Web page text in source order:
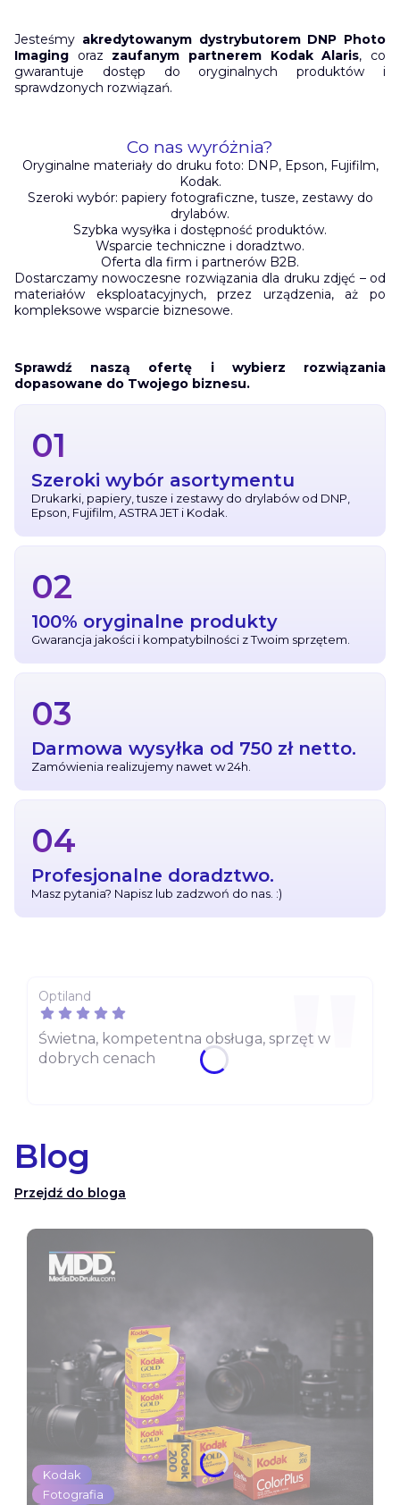
Jesteśmy akredytowanym dystrybutorem DNP Photo
Imaging oraz zaufanym partnerem Kodak Alaris, co
gwarantuje dostęp do oryginalnych produktów i
sprawdzonych rozwiązań.
Co nas wyróżnia?
Oryginalne materiały do druku foto: DNP, Epson, Fujifilm,
Kodak.
Szeroki wybór: papiery fotograficzne, tusze, zestawy do
drylabów.
Szybka wysyłka i dostępność produktów.
Wsparcie techniczne i doradztwo.
Oferta dla firm i partnerów B2B.
Dostarczamy nowoczesne rozwiązania dla druku zdjęć – od
materiałów eksploatacyjnych, przez urządzenia, aż po
kompleksowe wsparcie biznesowe.
Sprawdź naszą ofertę i wybierz rozwiązania
dopasowane do Twojego biznesu.
01
Szeroki wybór asortymentu
Drukarki, papiery, tusze i zestawy do drylabów od DNP,
Epson, Fujifilm, ASTRA JET i Kodak.
02
100% oryginalne produkty
Gwarancja jakości i kompatybilności z Twoim sprzętem.
03
Darmowa wysyłka od 750 zł netto.
Zamówienia realizujemy nawet w 24h.
04
Profesjonalne doradztwo.
Masz pytania? Napisz lub zadzwoń do nas. :)
Optiland
Świetna, kompetentna obsługa, sprzęt w
dobrych cenach
Blog
Przejdź do bloga
Kodak
Fotografia